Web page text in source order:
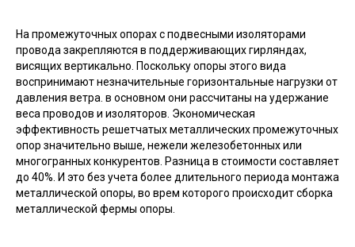
На промежуточных опорах с подвесными изоляторами
провода закрепляются в поддерживающих гирляндах,
висящих вертикально. Поскольку опоры этого вида
воспринимают незначительные горизонтальные нагрузки от
давления ветра. в основном они рассчитаны на удержание
веса проводов и изоляторов. Экономическая
эффективность решетчатых металлических промежуточных
опор значительно выше, нежели железобетонных или
многогранных конкурентов. Разница в стоимости составляет
до 40%. И это без учета более длительного периода монтажа
металлической опоры, во врем которого происходит сборка
металлической фермы опоры.